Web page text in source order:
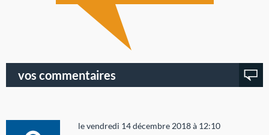
vos commentaires
le vendredi 14 décembre 2018 à 12:10